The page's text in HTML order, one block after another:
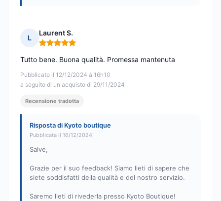
L
Laurent S.
Nota: 5 su 5
Pubblicato il 12/12/2024 à 16h10
a seguito di un acquisto di 29/11/2024
Tutto bene. Buona qualità. Promessa mantenuta
Recensione tradotta
Risposta di Kyoto boutique
Pubblicata il 16/12/2024
Salve,
Grazie per il suo feedback! Siamo lieti di sapere che
siete soddisfatti della qualità e del nostro servizio.
Saremo lieti di rivederla presso Kyoto Boutique!